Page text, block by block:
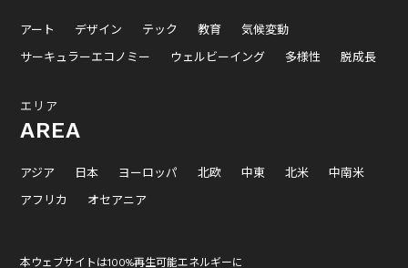
アート デザイン テック 教育
気候変動
サーキュラーエコノミー
ウェルビーイング 多様性 脱成長
エリア
AREA
アジア 日本 ヨーロッパ 北欧 中東 北米
中南米
アフリカ
オセアニア
本ウェブサイトは100%再生可能エネルギーに